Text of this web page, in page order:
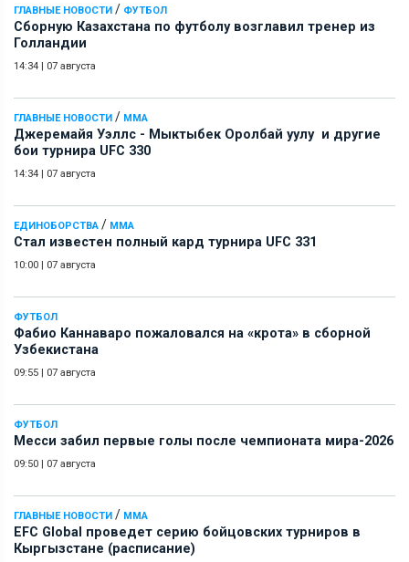
ГЛАВНЫЕ НОВОСТИ / ФУТБОЛ
Сборную Казахстана по футболу возглавил тренер из
Голландии
14:34 | 07 августа
ГЛАВНЫЕ НОВОСТИ / ММА
Джеремайя Уэллс - Мыктыбек Оролбай уулу и другие
бои турнира UFC 330
14:34 | 07 августа
ЕДИНОБОРСТВА / ММА
Стал известен полный кард турнира UFC 331
10:00 | 07 августа
ФУТБОЛ
Фабио Каннаваро пожаловался на «крота» в сборной
Узбекистана
09:55 | 07 августа
ФУТБОЛ
Месси забил первые голы после чемпионата мира-2026
09:50 | 07 августа
ГЛАВНЫЕ НОВОСТИ / ММА
EFC Global проведет серию бойцовских турниров в
Кыргызстане (расписание)